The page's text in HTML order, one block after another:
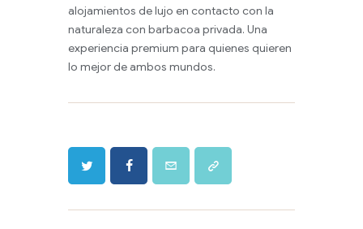
alojamientos de lujo en contacto con la
naturaleza con barbacoa privada. Una
experiencia premium para quienes quieren
lo mejor de ambos mundos.